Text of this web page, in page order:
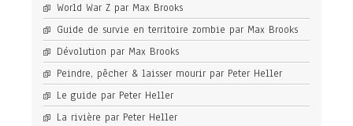
World War Z par Max Brooks
Guide de survie en territoire zombie par Max Brooks
Dévolution par Max Brooks
Peindre, pêcher & laisser mourir par Peter Heller
Le guide par Peter Heller
La rivière par Peter Heller